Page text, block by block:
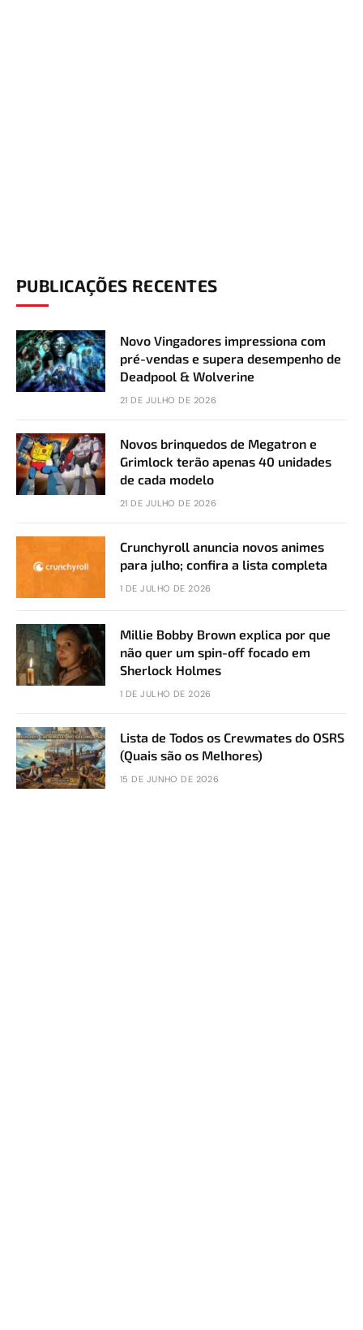
PUBLICAÇÕES RECENTES
Novo Vingadores impressiona com
pré-vendas e supera desempenho de
Deadpool & Wolverine
21 DE JULHO DE 2026
Novos brinquedos de Megatron e
Grimlock terão apenas 40 unidades
de cada modelo
21 DE JULHO DE 2026
Crunchyroll anuncia novos animes
para julho; confira a lista completa
1 DE JULHO DE 2026
Millie Bobby Brown explica por que
não quer um spin-off focado em
Sherlock Holmes
1 DE JULHO DE 2026
Lista de Todos os Crewmates do OSRS
(Quais são os Melhores)
15 DE JUNHO DE 2026